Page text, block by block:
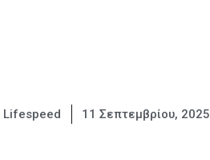
Lifespeed 11 Σεπτεμβρίου, 2025